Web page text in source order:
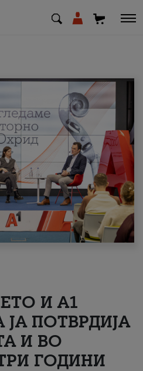
И A1
ПОТВРДИЈА
И ВО
ГОДИНИ